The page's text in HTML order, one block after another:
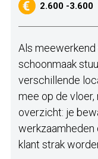
2.600 -3.600
Als
schoonmaak
verschillende
mee op de
overzicht: je
werkzaamheden
klant strak